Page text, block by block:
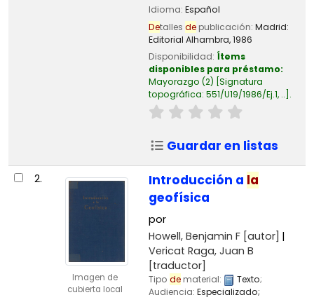
Idioma: Español
Detalles depublicación: Madrid:
Editorial Alhambra,1986
Disponibilidad: Ítems
disponibles para préstamo:
Mayorazgo (2) Signatura
topográfica: 551/U19/1986/Ej.1, .. .
Guardar en listas
2.
Imagen de
cubierta local
Introducción a la
geofísica
por
Howell, Benjamin F[autor]
Vericat Raga, Juan B
[traductor]
Tipo dematerial: Texto;
Audiencia: Especializado;